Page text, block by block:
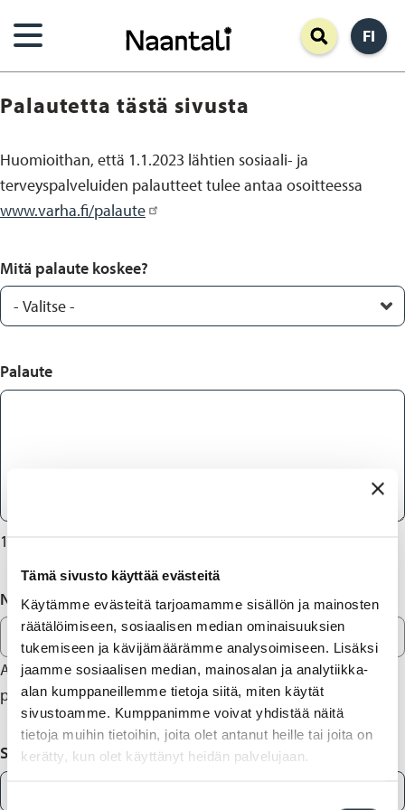
Tämä sivusto käyttää evästeitä
Käytämme evästeitä tarjoamamme sisällön ja mainosten
räätälöimiseen, sosiaalisen median ominaisuuksien
tukemiseen ja kävijämäärämme analysoimiseen. Lisäksi
jaamme sosiaalisen median, mainosalan ja analytiikka-
alan kumppaneillemme tietoja siitä, miten käytät
sivustoamme. Kumppanimme voivat yhdistää näitä
tietoja muihin tietoihin, joita olet antanut heille tai joita on
kerätty, kun olet käyttänyt heidän palvelujaan.
pääsisältöön
FI
Palautetta tästä sivusta
Huomioithan, että 1.1.2023 lähtien sosiaali- ja
terveyspalveluiden palautteet tulee antaa osoitteessa
www.varha.fi/palaute
Mitä palaute koskee?
Palaute
1000
Nimi
Anna yhteystietosi, mikäli haluat saada vastauksen
palautteeseesi.
Sähköposti